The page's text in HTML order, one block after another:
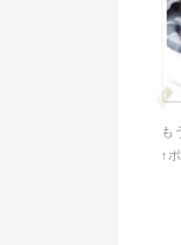
も
↑